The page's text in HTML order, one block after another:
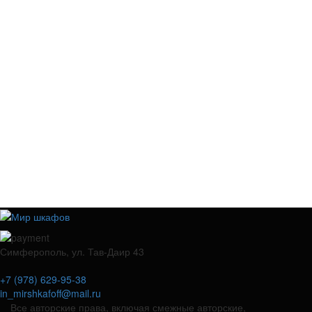
Симферополь, ул. Тав-Даир 43
+7 (978) 629-95-38
in_mirshkafoff@mail.ru
Все авторские права, включая смежные авторские,